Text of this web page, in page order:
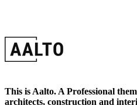
This is Aalto. A Professional
architects, construction and